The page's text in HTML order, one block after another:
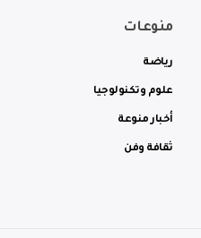
منوعات
رياضة
علوم وتكنولوجيا
أخبار منوعة
ثقافة وفن